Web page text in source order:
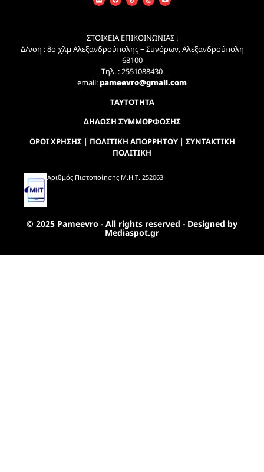
ΣΤΟΙΧΕΙΑ ΕΠΙΚΟΙΝΩΝΙΑΣ :
Δ/νση : 8ο χλμ Αλεξανδρούπολης – Συνόρων, Αλεξανδρούπολη
68100
Τηλ. : 2551088430
email:pameevro@gmail.com
ΤΑΥΤΟΤΗΤΑ
ΔΗΛΩΣΗ ΣΥΜΜΟΡΦΩΣΗΣ
ΟΡΟΙ ΧΡΗΣΗΣ| ΠΟΛΙΤΙΚΗ ΑΠΟΡΡΗΤΟΥ| ΣΥΝΤΑΚΤΙΚΗ
ΠΟΛΙΤΙΚΗ
Αριθμός Πιστοποίησης Μ.Η.Τ. 252063
© 2025 Pameevro - All rights reserved - Designed by
Mediaspot.gr